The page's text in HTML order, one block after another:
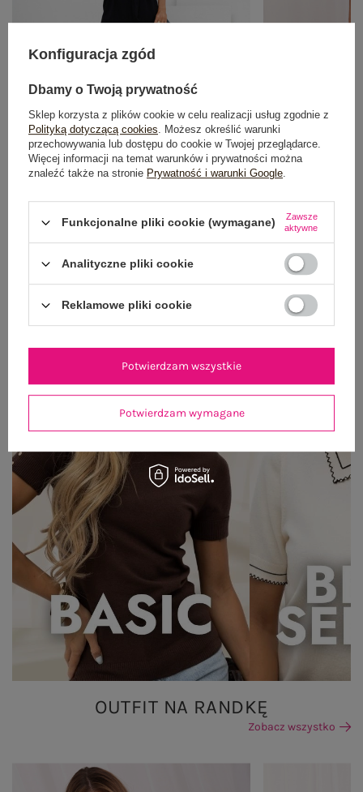
Czarna t-shirtowa sukienka z paskiem RUE PARIS
99,99 zł
S/ML/XL
Granatowa letnia
OUTFIT NA RANDKĘ
Zobacz wszystko
Konfiguracja zgód
Dbamy o Twoją prywatność
Sklep korzysta z plików cookie w celu realizacji usług zgodnie z
Polityką dotyczącą cookies. Możesz określić warunki
przechowywania lub dostępu do cookie w Twojej przeglądarce.
Więcej informacji na temat warunków i prywatności można
znaleźć także na stronie Prywatność i warunki Google.
Funkcjonalne pliki cookie (wymagane)
Zawsze
aktywne
Analityczne pliki cookie
Reklamowe pliki cookie
Potwierdzam wymagane
Potwierdzam wszystkie